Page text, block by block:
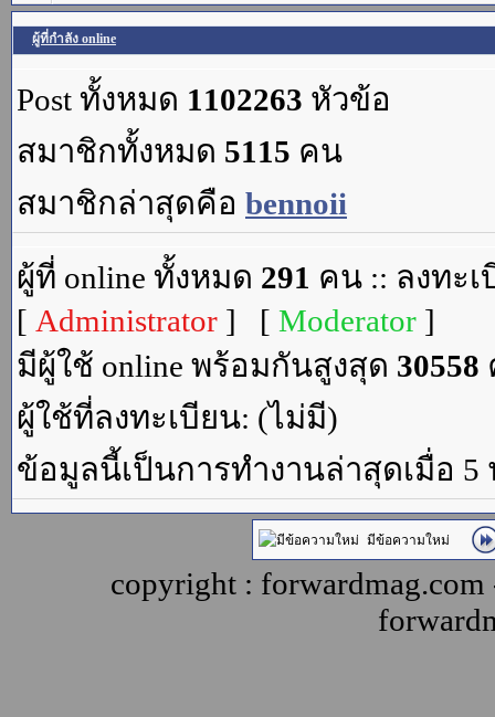
ผู้ที่กำลัง online
Post ทั้งหมด 1102263 หัวข้อ
สมาชิกทั้งหมด 5115 คน
สมาชิกล่าสุดคือ bennoii
ผู้ที่ online ทั้งหมด 291 คน :: ลงทะ
[ Administrator ] [ Moderator ]
มีผู้ใช้ online พร้อมกันสูงสุด 30558
ผู้ใช้ที่ลงทะเบียน: (ไม่มี)
ข้อมูลนี้เป็นการทำงานล่าสุดเมื่อ 5
มีข้อความใหม่
copyright :